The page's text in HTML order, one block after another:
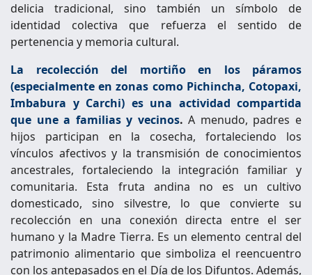
delicia tradicional, sino también un símbolo de
identidad colectiva que refuerza el sentido de
pertenencia y memoria cultural.
La recolección del mortiño en los páramos
(especialmente en zonas como Pichincha, Cotopaxi,
Imbabura y Carchi) es una actividad compartida
que une a familias y vecinos. A menudo, padres e
hijos participan en la cosecha, fortaleciendo los
vínculos afectivos y la transmisión de conocimientos
ancestrales, fortaleciendo la integración familiar y
comunitaria. Esta fruta andina no es un cultivo
domesticado, sino silvestre, lo que convierte su
recolección en una conexión directa entre el ser
humano y la Madre Tierra. Es un elemento central del
patrimonio alimentario que simboliza el reencuentro
con los antepasados en el Día de los Difuntos. Además,